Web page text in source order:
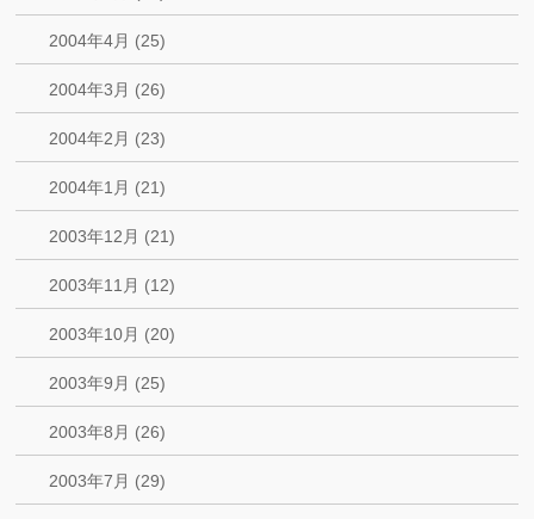
2004年4月 (25)
2004年3月 (26)
2004年2月 (23)
2004年1月 (21)
2003年12月 (21)
2003年11月 (12)
2003年10月 (20)
2003年9月 (25)
2003年8月 (26)
2003年7月 (29)